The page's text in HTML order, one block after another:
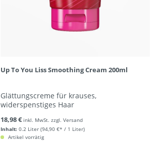
Up To You Liss Smoothing Cream 200ml
Glättungscreme für krauses,
widerspenstiges Haar
Inhalt: 0.2 Liter (94,90 €* / 1 Liter)
18,98 € inkl. MwSt. zzgl. Versand
Artikel vorrätig